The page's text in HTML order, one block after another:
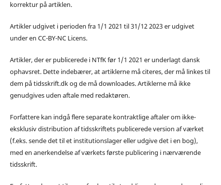
korrektur på artiklen.
Artikler udgivet i perioden fra 1/1 2021 til 31/12 2023 er udgivet
under en CC-BY-NC Licens.
Artikler, der er publicerede i NTfK før 1/1 2021 er underlagt dansk
ophavsret. Dette indebærer, at artiklerne må citeres, der må linkes til
dem på tidsskrift.dk og de må downloades. Artiklerne må ikke
genudgives uden aftale med redaktøren.
Forfattere kan indgå flere separate kontraktlige aftaler om ikke-
eksklusiv distribution af tidsskriftets publicerede version af værket
(f.eks. sende det til et institutionslager eller udgive det i en bog),
med en anerkendelse af værkets første publicering i nærværende
tidsskrift.